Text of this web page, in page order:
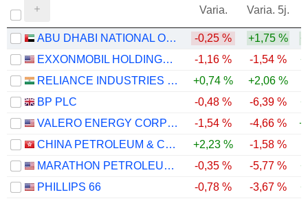
Varia. Varia. 5j.
ABU DHABI NATIONAL OIL COMPANY FOR DISTRIBUTION -0,25 % +1,75 %
EXXONMOBIL HOLDINGS CORPORATION
-1,16 % -1,54 %
RELIANCE INDUSTRIES LTD
+0,74 % +2,06 %
BP PLC
-0,48 % -6,39 %
VALERO ENERGY CORPORATION
-1,54 % -4,66 %
CHINA PETROLEUM & CHEMICAL CORPORATION
+2,23 % -1,58 %
MARATHON PETROLEUM CORPORATION
-0,35 % -5,77 %
PHILLIPS 66
-0,78 % -3,67 %